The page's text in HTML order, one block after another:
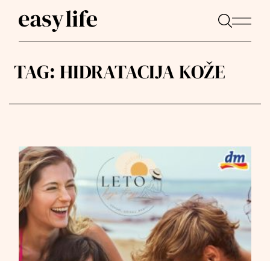
TAG: HIDRATACIJA KOŽE